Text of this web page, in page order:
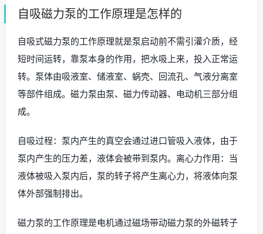
自吸磁力泵的工作原理是怎样的
自吸式磁力泵的工作原理就是泵启动前不需引灌介质，经
短时间运转，靠泵本身的作用，把水吸上来，投入正常运
转。泵体由吸液室、储液室、蜗壳、回流孔、气液分离室
等部件组成。磁力泵由泵、磁力传动器、电动机三部分组
成。
自吸过程：泵内产生的真空会通过进口管吸入液体，由于
泵内产生的压力差，液体会被带到泵内。离心力作用：当
液体被吸入泵内后，泵的转子将产生离心力，将液体向泵
体外部强制排出。
磁力泵的工作原理是电机通过磁场带动磁力泵的外磁转子